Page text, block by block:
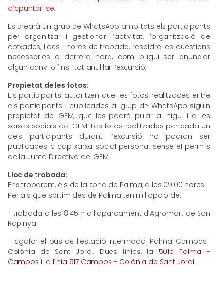
d’apuntar-se.
Es crearà un grup de WhatsApp amb tots els participants
per organitzar i gestionar l’activitat, l’organització de
cotxades, llocs i hores de trobada, resoldre les qüestions
necessàries a darrera hora, com pugui ser anunciar
algun canvi o fins i tot anul·lar l’excursió.
Propietat de les fotos:
Els participants autoritzen que les fotos realitzades entre
els participants i publicades al grup de WhatsApp siguin
propietat del GEM, que les podrà pujar al nigul i a les
xarxes socials del GEM. Les fotos realitzades per cada un
dels participants durant l’excursió no podran ser
publicades a cap xarxa social personal sense el permís
de la Junta Directiva del GEM.
Lloc de trobada:
Ens trobarem, els de la zona de Palma, a les 09.00 hores.
Per als que sortim des de Palma tenim l’opció de:
- trobada a les 8.45 h a l’aparcament d’Agromart de Son
Rapinya
- agafar el bus de l’estació Intermodal Palma-Campos-
Colònia de Sant Jordi. Dues línies, la 501e Palma -
Campos i la línia 517 Campos - Colònia de Sant Jordi.